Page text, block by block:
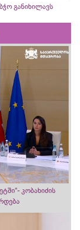
განიხილავს
კობახიძის